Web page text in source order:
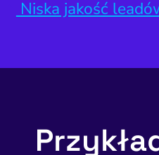
Niska jakość